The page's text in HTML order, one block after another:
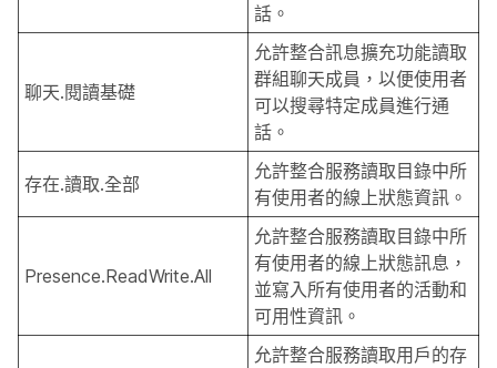
話。
聊天.閱讀基礎
允許整合訊息擴充功能讀取
群組聊天成員，以便使用者
可以搜尋特定成員進行通
話。
存在.讀取.全部
允許整合服務讀取目錄中所
有使用者的線上狀態資訊。
Presence.ReadWrite.All
允許整合服務讀取目錄中所
有使用者的線上狀態訊息，
並寫入所有使用者的活動和
可用性資訊。
允許整合服務讀取用戶的存